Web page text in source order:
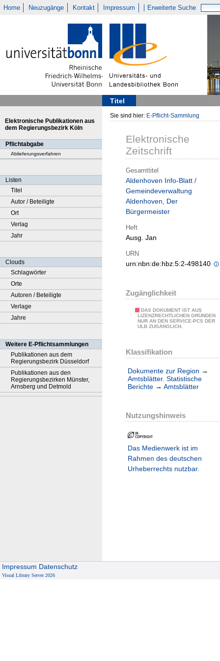
Home Neuzugänge Kontakt Impressum Erweiterte Suche
Titel
Elektronische Publikationen aus
dem Regierungsbezirk Köln
Pflichtabgabe
Ablieferungsverfahren
Listen
Titel
Autor / Beteiligte
Ort
Verlag
Jahr
Clouds
Schlagwörter
Orte
Autoren / Beteiligte
Verlage
Jahre
Weitere E-Pflichtsammlungen
Publikationen aus dem
Regierungsbezirk Düsseldorf
Publikationen aus den
Regierungsbezirken Münster,
Arnsberg und Detmold
Sie sind hier: E-Pflicht-Sammlung
Elektronische
Zeitschrift
Gesamttitel
Aldenhoven Info-Blatt /
Gemeindeverwaltung
Aldenhoven, Der
Bürgermeister
Heft
Ausg. Jan
URN
urn:nbn:de:hbz:5:2-498140
Zugänglichkeit
DAS DOKUMENT IST AUS
LIZENZRECHTLICHEN GRÜNDEN
NUR AN DEN SERVICE-PCS DER
ULB ZUGÄNGLICH.
Klassifikation
Dokumente zur Region →
Amtsblätter. Statistische
Berichte → Amtsblätter
Nutzungshinweis
Das Medienwerk ist im
Rahmen des deutschen
Urheberrechts nutzbar.
Impressum Datenschutz
Visual Library Server 2026